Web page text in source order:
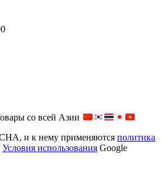
со всей Азии
и к нему применяются политика
Условия использования Google